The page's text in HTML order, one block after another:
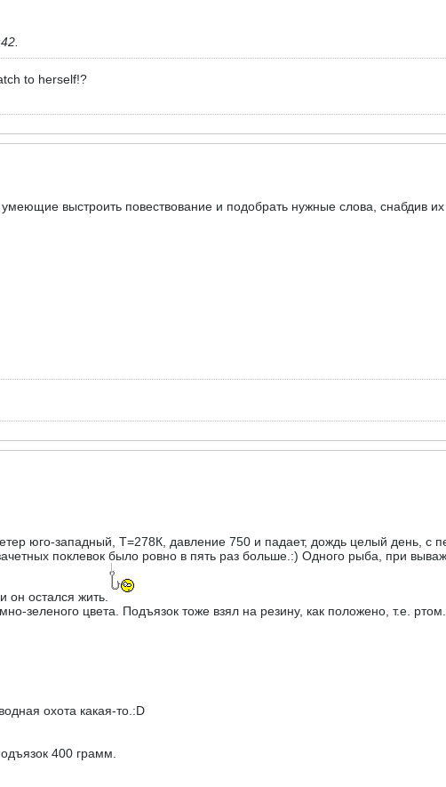
to herself!?
выстроить повествование и подобрать нужные слова, снабдив
юго-западный, Т=278К, давление 750 и падает, дождь целый день, с
поклевок было ровно в пять раз больше.:) Одного рыба, при
он остался жить.
зеленого цвета. Подъязок тоже взял на резину, как положено, т.е. ртом.
охота какая-то.:D
400 грамм.